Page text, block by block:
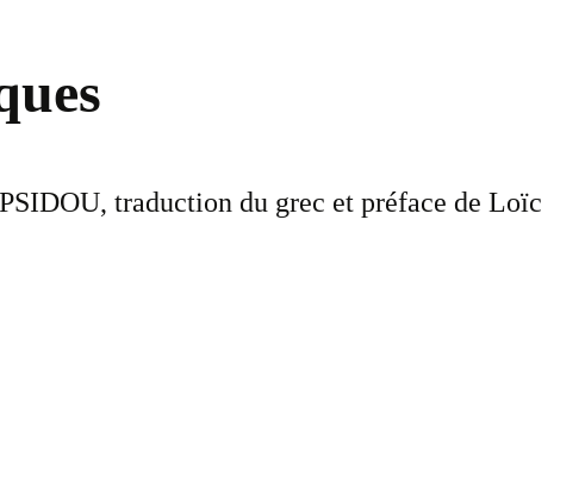
traduction du grec et préface de Loïc